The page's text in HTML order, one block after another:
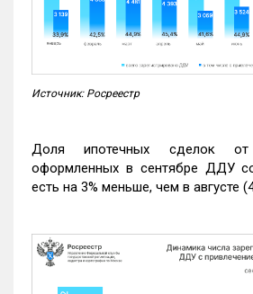
Источник: Росреестр
Доля ипотечных сделок
оформленных в сентябре ДДУ
есть на 3% меньше, чем в августе